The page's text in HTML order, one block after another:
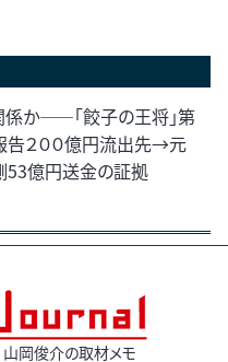
か――「餃子の王将」第
２００億円流出先→元
53億円送金の証拠
岡俊介の取材メモ